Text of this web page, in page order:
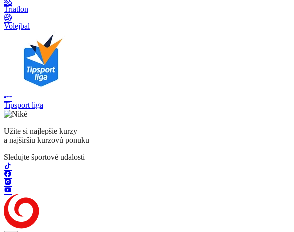
Triatlon
Volejbal
Tipsport liga
Užite si najlepšie kurzy
a najširšiu kurzovú ponuku
Sledujte športové udalosti